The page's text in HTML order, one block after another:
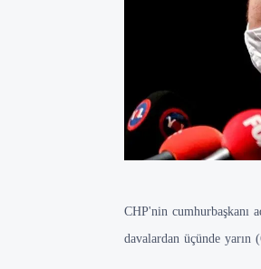
CHP'nin cumhurbaşkanı
davalardan üçünde yarın